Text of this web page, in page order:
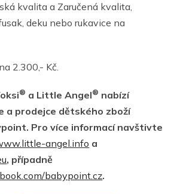
kvalita a Zaručená kvalita,
deku nebo rukavice na
2.300,- Kč.
® a Little Angel® nabízí
a prodejce dětského zboží
Pro více informací navštivte
angel.info a
, případně
babypoint.cz.